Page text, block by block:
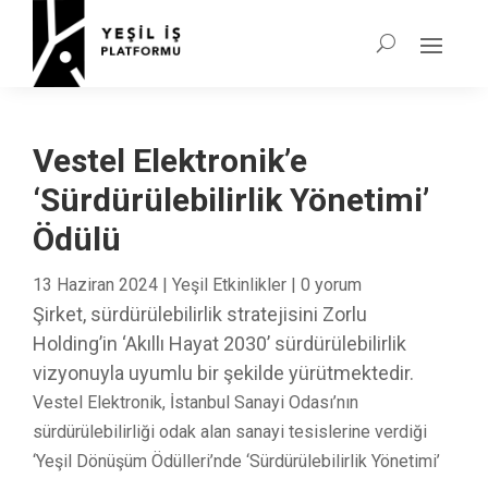
Vestel Elektronik’e
‘Sürdürülebilirlik Yönetimi’
Ödülü
13 Haziran 2024 | Yeşil Etkinlikler | 0 yorum
Şirket, sürdürülebilirlik stratejisini Zorlu
Holding’in ‘Akıllı Hayat 2030’ sürdürülebilirlik
vizyonuyla uyumlu bir şekilde yürütmektedir.
Vestel Elektronik, İstanbul Sanayi Odası’nın
sürdürülebilirliği odak alan sanayi tesislerine verdiği
‘Yeşil Dönüşüm Ödülleri’nde ‘Sürdürülebilirlik Yönetimi’